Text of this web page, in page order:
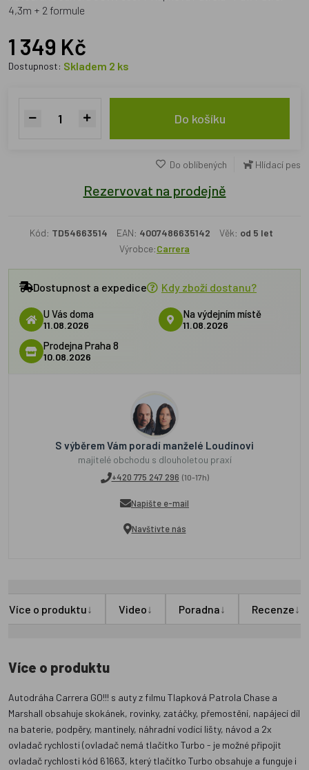
4,3m + 2 formule
1 349 Kč
Dostupnost: Skladem 2 ks
Do košíku
Do oblíbených Hlídací pes
Rezervovat na prodejně
Kód: TD54663514 EAN: 4007486635142 Věk: od 5 let
Výrobce:Carrera
Dostupnost a expedice Kdy zboží dostanu?
U Vás doma
11.08.2026
Na výdejním místě
11.08.2026
Prodejna Praha 8
10.08.2026
S výběrem Vám poradí manželé Loudínovi
majitelé obchodu s dlouholetou praxí
+420 775 247 296 (10-17h)
Napište e-mail
Navštivte nás
Více o produktu↓ Video↓ Poradna↓ Recenze↓
Více o produktu
Autodráha Carrera GO!!! s auty z filmu Tlapková Patrola Chase a
Marshall obsahuje skokánek, rovinky, zatáčky, přemostění, napájecí díl
na baterie, podpěry, mantinely, náhradní vodící lišty, návod a 2x
ovladač rychlosti (ovladač nemá tlačítko Turbo - je možné připojit
ovladač rychlosti kód 61663, který tlačítko Turbo obsahuje a funguje i